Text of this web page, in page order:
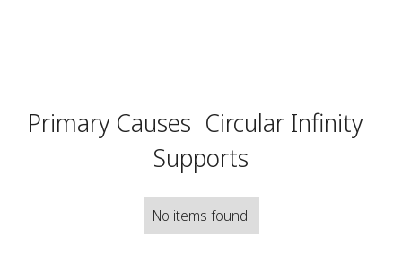
Primary Causes Circular Infinity
Supports
No items found.